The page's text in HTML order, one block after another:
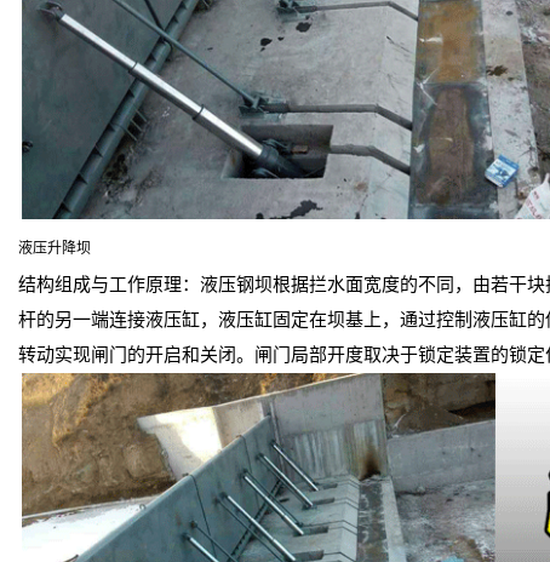
液压升降坝
结构组成与工作原理：液压钢坝根据拦水面宽度的不同，由若干
杆的另一端连接液压缸，液压缸固定在坝基上，通过控制液压缸
转动实现闸门的开启和关闭。闸门局部开度取决于锁定装置的锁